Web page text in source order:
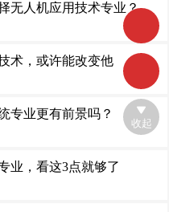
无人机应用技术专业？
术，或许能改变他
专业更有前景吗？
业，看这3点就够了
收起